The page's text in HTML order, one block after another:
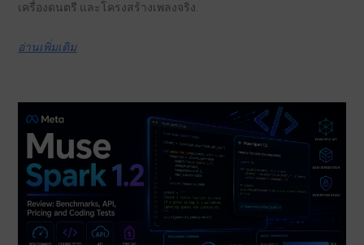
เครื่องดนตรี และโครงสร้างเพลงจริง.
อ่านเพิ่มเติม